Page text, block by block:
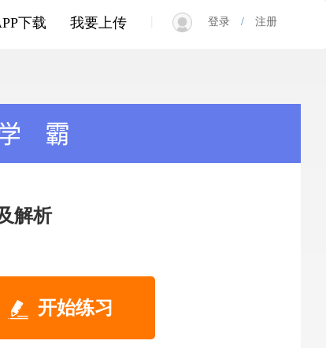
登录 / 注册
我要上传
下载
解析
开始练习